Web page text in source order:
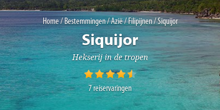
Home/Bestemmingen/Azië/Filipijnen/ Siquijor
Siquijor
Hekserij in de tropen
7reiservaringen